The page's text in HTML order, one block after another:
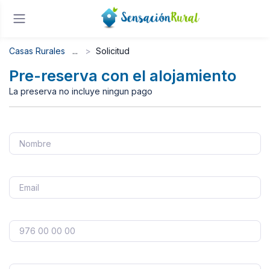
Casas Rurales Solicitud
Pre-reserva con el alojamiento
La preserva no incluye ningun pago